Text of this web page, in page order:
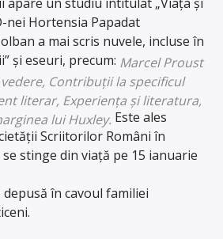
nei Hortensia Papadat
a mai scris nuvele, incluse în
și eseuri, precum: Marcel Proust
Contribuții la specificul
literar, Experiența și literatura,
lui Huxley. Este ales
Scriitorilor Români în
stinge din viață pe 15 ianuarie
în cavoul familiei